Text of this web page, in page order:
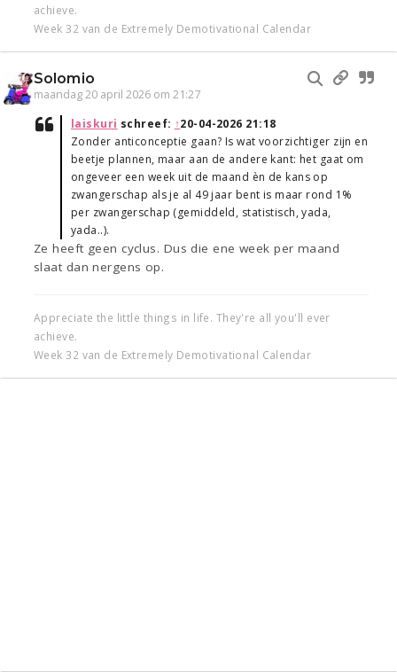
achieve.
Week 32 van de Extremely Demotivational Calendar
Solomio
maandag 20 april 2026 om 21:27
laiskuri schreef: ↑20-04-2026 21:18
Zonder anticonceptie gaan? Is wat voorzichtiger zijn en
beetje plannen, maar aan de andere kant: het gaat om
ongeveer een week uit de maand èn de kans op
zwangerschap als je al 49 jaar bent is maar rond 1%
per zwangerschap (gemiddeld, statistisch, yada,
yada..).
Ze heeft geen cyclus. Dus die ene week per maand
slaat dan nergens op.
Appreciate the little things in life. They're all you'll ever
achieve.
Week 32 van de Extremely Demotivational Calendar